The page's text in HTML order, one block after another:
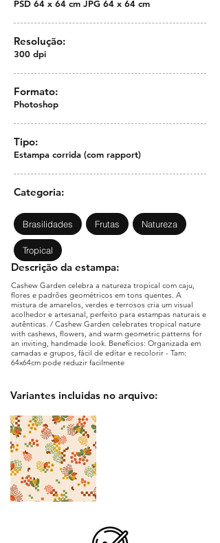
PSD 64 x 64 cm JPG 64 x 64 cm
Resolução:
300 dpi
Formato:
Photoshop
Tipo:
Estampa corrida (com rapport)
Categoria:
Brasilidades Frutas Natureza
Tropical
Descrição da estampa:
Cashew Garden celebra a natureza tropical com caju,
flores e padrões geométricos em tons quentes. A
mistura de amarelos, verdes e terrosos cria um visual
acolhedor e artesanal, perfeito para estampas naturais e
autênticas. / Cashew Garden celebrates tropical nature
with cashews, flowers, and warm geometric patterns for
an inviting, handmade look. Benefícios: Organizada em
camadas e grupos, fácil de editar e recolorir - Tam:
64x64cm pode reduzir facilmente
Variantes incluidas no arquivo: